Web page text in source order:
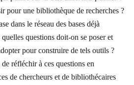
pour une bibliothèque de recherches ?
dans le réseau des bases déjà
questions doit-on se poser et
pour construire de tels outils ?
réfléchir à ces questions en
de chercheurs et de bibliothécaires